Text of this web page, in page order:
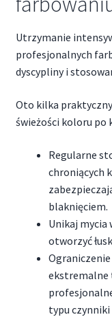
Utrzymanie
profesjonalnych
dyscypliny i
Oto kilka
świeżości koloru po
Regularne
chroniących
blaknięciem.
Unikaj mycia
otworzyć
ekstremalne
typu czynniki